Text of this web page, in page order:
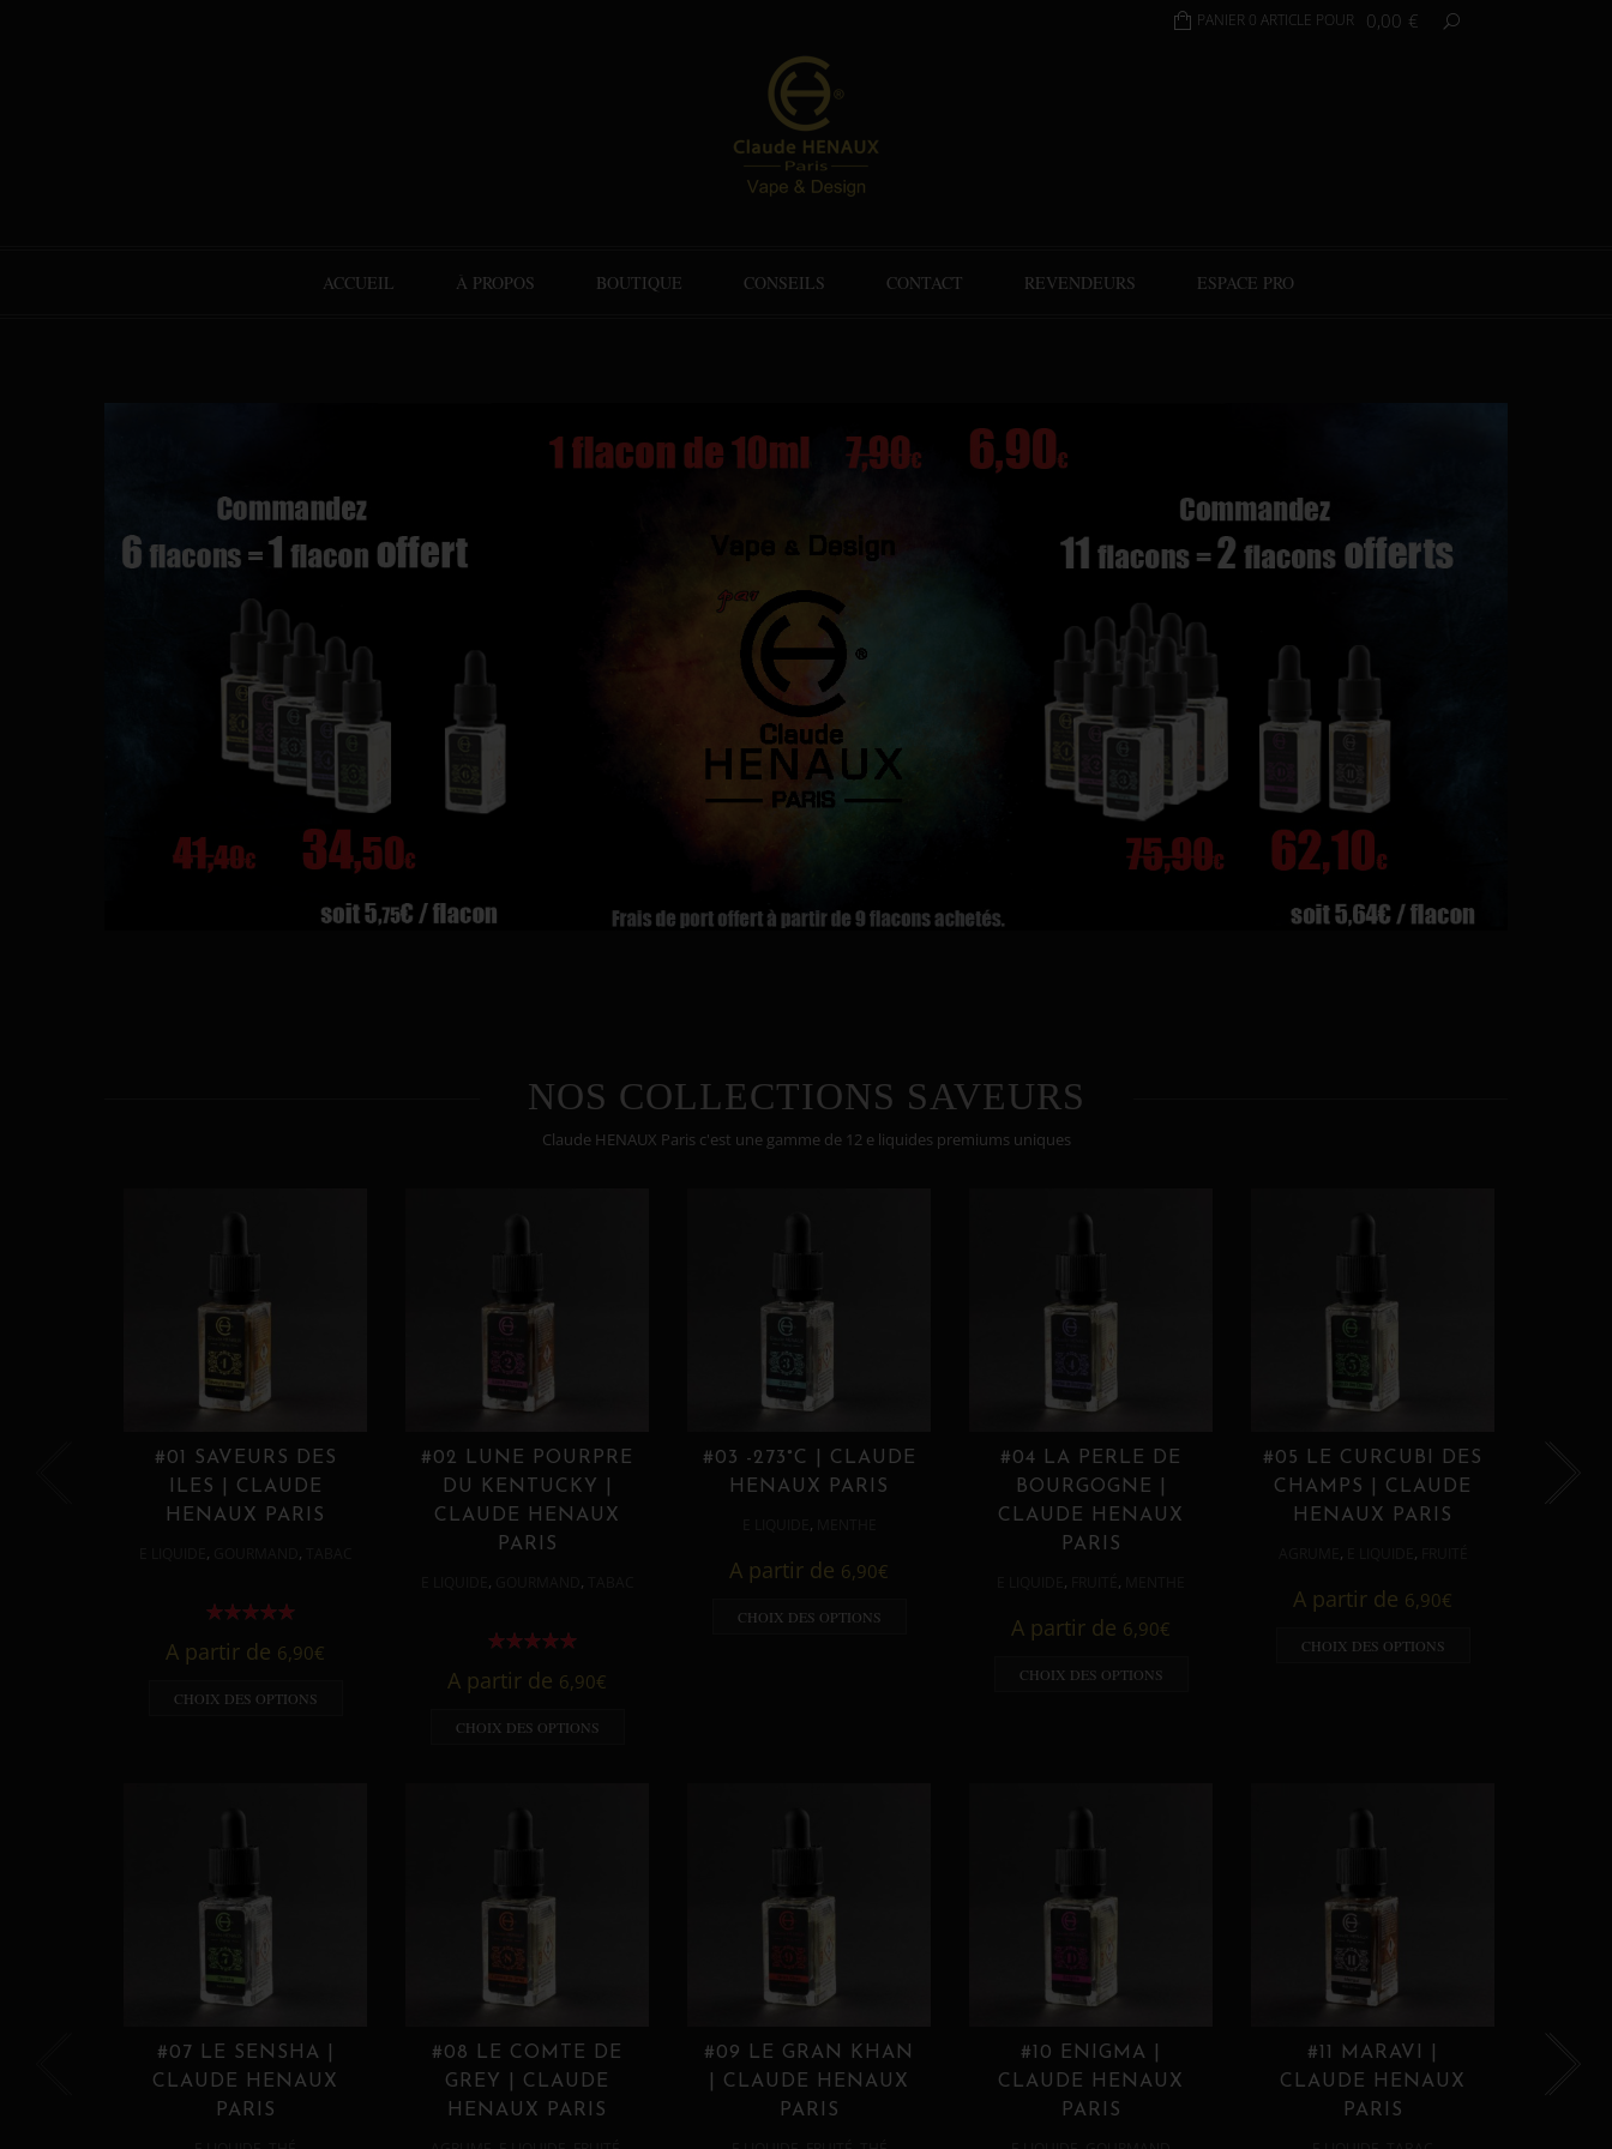
PANIER 0 ARTICLE POUR 0,00 €
ACCUEIL À PROPOS BOUTIQUE CONSEILS CONTACT REVENDEURS ESPACE PRO
NOS COLLECTIONS SAVEURS
Claude HENAUX Paris c'est une gamme de 12 e liquides premiums uniques
#01 SAVEURS DES
ILES | CLAUDE
HENAUX PARIS
, ,
A partir de 6,90€
CHOIX DES OPTIONS
#02 LUNE POURPRE
DU KENTUCKY |
CLAUDE HENAUX
PARIS
, ,
A partir de 6,90€
CHOIX DES OPTIONS
#03 -273°C | CLAUDE
HENAUX PARIS
,
A partir de 6,90€
CHOIX DES OPTIONS
#04 LA PERLE DE
BOURGOGNE |
CLAUDE HENAUX
PARIS
, ,
A partir de 6,90€
CHOIX DES OPTIONS
#05 LE CURCUBI DES
CHAMPS | CLAUDE
HENAUX PARIS
, ,
A partir de 6,90€
CHOIX DES OPTIONS
#07 LE SENSHA |
CLAUDE HENAUX
PARIS
#08 LE COMTE DE
GREY | CLAUDE
HENAUX PARIS
#09 LE GRAN KHAN
| CLAUDE HENAUX
PARIS
#10 ENIGMA |
CLAUDE HENAUX
PARIS
#11 MARAVI |
CLAUDE HENAUX
PARIS